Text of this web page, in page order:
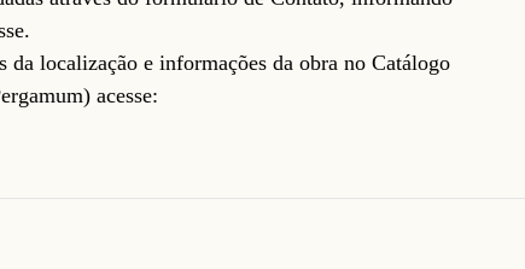
da localização e informações da obra no Catálogo
acesse: